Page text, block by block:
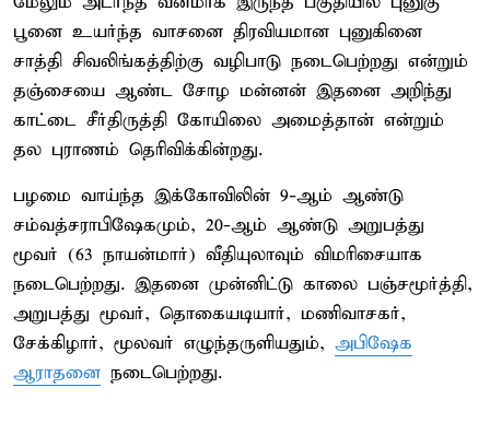
பூனை உயர்ந்த வாசனை திரவியமான புனுகினை
சாத்தி சிவலிங்கத்திற்கு வழிபாடு நடைபெற்றது என்றும்
தஞ்சையை ஆண்ட சோழ மன்னன் இதனை அறிந்து
காட்டை சீர்திருத்தி கோயிலை அமைத்தான் என்றும்
தல புராணம் தெரிவிக்கின்றது.
பழமை வாய்ந்த இக்கோவிலின் 9-ஆம் ஆண்டு
சம்வத்சராபிஷேகமும், 20-ஆம் ஆண்டு அறுபத்து
மூவர் (63 நாயன்மார்) வீதியுலாவும் விமரிசையாக
நடைபெற்றது. இதனை முன்னிட்டு காலை பஞ்சமூர்த்தி,
அறுபத்து மூவர், தொகையடியார், மணிவாசகர்,
சேக்கிழார், மூலவர் எழுந்தருளியதும், அபிஷேக
ஆராதனை நடைபெற்றது.